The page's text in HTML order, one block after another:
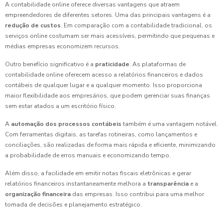
A contabilidade online oferece diversas vantagens que atraem
empreendedores de diferentes setores. Uma das principais vantagens é a
redução de custos. Em comparação com a contabilidade tradicional, os
serviços online costumam ser mais acessíveis, permitindo que pequenas e
médias empresas economizem recursos.
Outro benefício significativo é a praticidade. As plataformas de
contabilidade online oferecem acesso a relatórios financeiros e dados
contábeis de qualquer lugar e a qualquer momento. Isso proporciona
maior flexibilidade aos empresários, que podem gerenciar suas finanças
sem estar atados a um escritório físico.
A automação dos processos contábeis também é uma vantagem notável.
Com ferramentas digitais, as tarefas rotineiras, como lançamentos e
conciliações, são realizadas de forma mais rápida e eficiente, minimizando
a probabilidade de erros manuais e economizando tempo.
Além disso, a facilidade em emitir notas fiscais eletrônicas e gerar
relatórios financeiros instantaneamente melhora a transparência e a
organização financeira das empresas. Isso contribui para uma melhor
tomada de decisões e planejamento estratégico.